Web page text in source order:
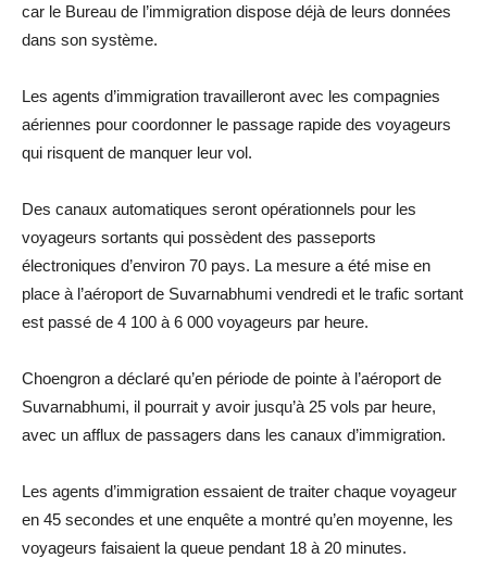
car le Bureau de l’immigration dispose déjà de leurs données
dans son système.
Les agents d’immigration travailleront avec les compagnies
aériennes pour coordonner le passage rapide des voyageurs
qui risquent de manquer leur vol.
Des canaux automatiques seront opérationnels pour les
voyageurs sortants qui possèdent des passeports
électroniques d’environ 70 pays. La mesure a été mise en
place à l’aéroport de Suvarnabhumi vendredi et le trafic sortant
est passé de 4 100 à 6 000 voyageurs par heure.
Choengron a déclaré qu’en période de pointe à l’aéroport de
Suvarnabhumi, il pourrait y avoir jusqu’à 25 vols par heure,
avec un afflux de passagers dans les canaux d’immigration.
Les agents d’immigration essaient de traiter chaque voyageur
en 45 secondes et une enquête a montré qu’en moyenne, les
voyageurs faisaient la queue pendant 18 à 20 minutes.